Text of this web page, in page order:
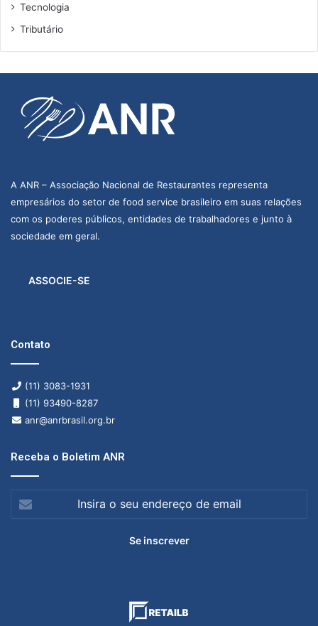
Tecnologia
Tributário
A ANR – Associação Nacional de Restaurantes representa
empresários do setor de food service brasileiro em suas relações
com os poderes públicos, entidades de trabalhadores e junto à
sociedade em geral.
ASSOCIE-SE
Contato
(11) 3083-1931
(11) 93490-8287
anr@anrbrasil.org.br
Receba o Boletim ANR